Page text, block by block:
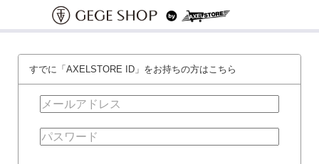
すでに「AXELSTORE ID」をお持ちの方はこちら